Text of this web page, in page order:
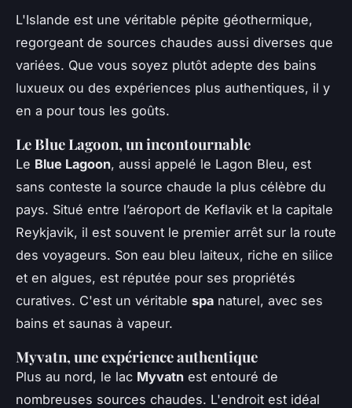
L'Islande est une véritable pépite géothermique,
regorgeant de sources chaudes aussi diverses que
variées. Que vous soyez plutôt adepte des bains
luxueux ou des expériences plus authentiques, il y
en a pour tous les goûts.
Le Blue Lagoon, un incontournable
Le Blue Lagoon, aussi appelé le Lagon Bleu, est
sans conteste la source chaude la plus célèbre du
pays. Situé entre l’aéroport de Keflavik et la capitale
Reykjavik, il est souvent le premier arrêt sur la route
des voyageurs. Son eau bleu laiteux, riche en silice
et en algues, est réputée pour ses propriétés
curatives. C'est un véritable spa naturel, avec ses
bains et saunas à vapeur.
Myvatn, une expérience authentique
Plus au nord, le lac Myvatn est entouré de
nombreuses sources chaudes. L'endroit est idéal